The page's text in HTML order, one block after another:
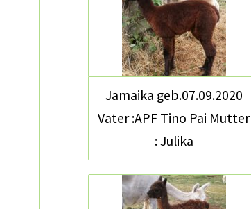
Jamaika geb.07.09.2020
Vater :APF Tino Pai Mutter
: Julika